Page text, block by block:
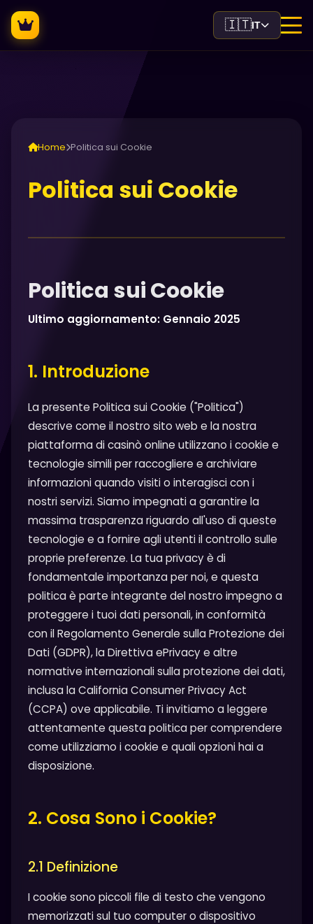
🇮🇹IT
Home Politica sui Cookie
Politica sui Cookie
Politica sui Cookie
Ultimo aggiornamento: Gennaio 2025
1. Introduzione
La presente Politica sui Cookie ("Politica")
descrive come il nostro sito web e la nostra
piattaforma di casinò online utilizzano i cookie e
tecnologie simili per raccogliere e archiviare
informazioni quando visiti o interagisci con i
nostri servizi. Siamo impegnati a garantire la
massima trasparenza riguardo all'uso di queste
tecnologie e a fornire agli utenti il controllo sulle
proprie preferenze. La tua privacy è di
fondamentale importanza per noi, e questa
politica è parte integrante del nostro impegno a
proteggere i tuoi dati personali, in conformità
con il Regolamento Generale sulla Protezione dei
Dati (GDPR), la Direttiva ePrivacy e altre
normative internazionali sulla protezione dei dati,
inclusa la California Consumer Privacy Act
(CCPA) ove applicabile. Ti invitiamo a leggere
attentamente questa politica per comprendere
come utilizziamo i cookie e quali opzioni hai a
disposizione.
2. Cosa Sono i Cookie?
2.1 Definizione
I cookie sono piccoli file di testo che vengono
memorizzati sul tuo computer o dispositivo